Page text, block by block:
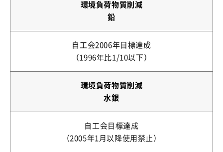
環境負荷物質削減
鉛
自工会2006年目標達成
（1996年比1/10以下）
環境負荷物質削減
水銀
自工会目標達成
（2005年1月以降使用禁止）